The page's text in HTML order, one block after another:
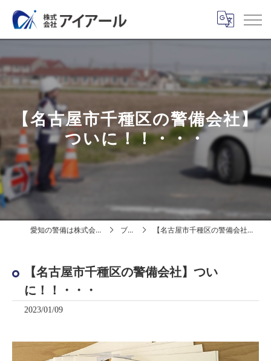
【名古屋市千種区の警備会社】
ついに！！・・・
愛知の警備は株式会社アイアール ブログ 【名古屋市千種区の警備会社】ついに！！・・・
【名古屋市千種区の警備会社】つい
に！！・・・
2023/01/09